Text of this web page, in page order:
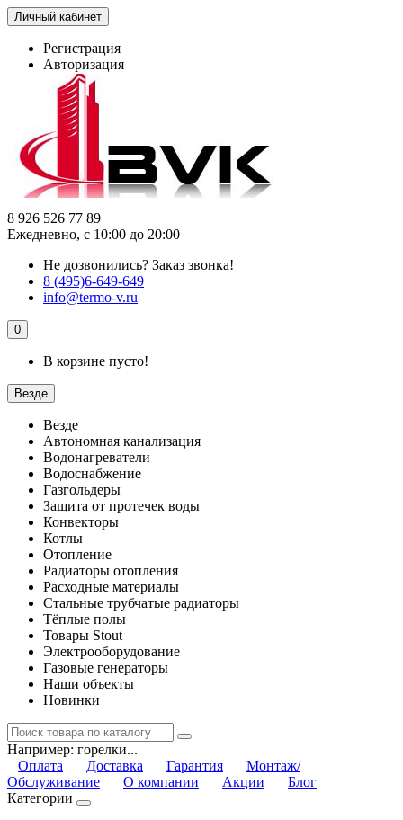
Личный кабинет
Регистрация
Авторизация
8 926 526 77 89
Ежедневно, с 10:00 до 20:00
Не дозвонились? Заказ звонка!
8 (495)6-649-649
info@termo-v.ru
0
В корзине пусто!
Везде
Везде
Автономная канализация
Водонагреватели
Водоснабжение
Газгольдеры
Защита от протечек воды
Конвекторы
Котлы
Отопление
Радиаторы отопления
Расходные материалы
Стальные трубчатые радиаторы
Тёплые полы
Товары Stout
Электрооборудование
Газовые генераторы
Наши объекты
Новинки
Например: горелки...
Оплата
Доставка Гарантия
Монтаж/
Обслуживание
О компании Акции
Блог
Категории